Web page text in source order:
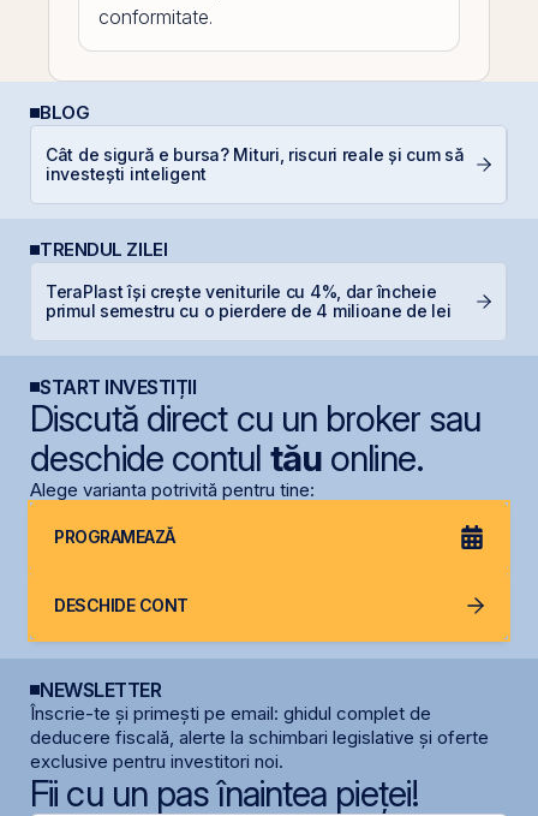
conformitate.
BLOG
Cât de sigură e bursa? Mituri, riscuri reale și cum să
investești inteligent
TRENDUL ZILEI
TeraPlast își crește veniturile cu 4%, dar încheie
primul semestru cu o pierdere de 4 milioane de lei
START INVESTIȚII
Discută direct cu un broker sau
deschide contul tăuonline.
Alege varianta potrivită pentru tine:
PROGRAMEAZĂ
DESCHIDE CONT
NEWSLETTER
Înscrie-te și primești pe email: ghidul complet de
deducere fiscală, alerte la schimbari legislative și oferte
exclusive pentru investitori noi.
Fii cu un pas înaintea pieței!